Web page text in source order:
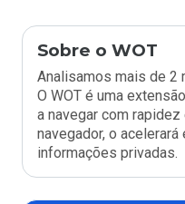
Sobre o WOT
Analisamos mais de 2
O WOT é uma
a navegar com
navegador, o
informações privadas.